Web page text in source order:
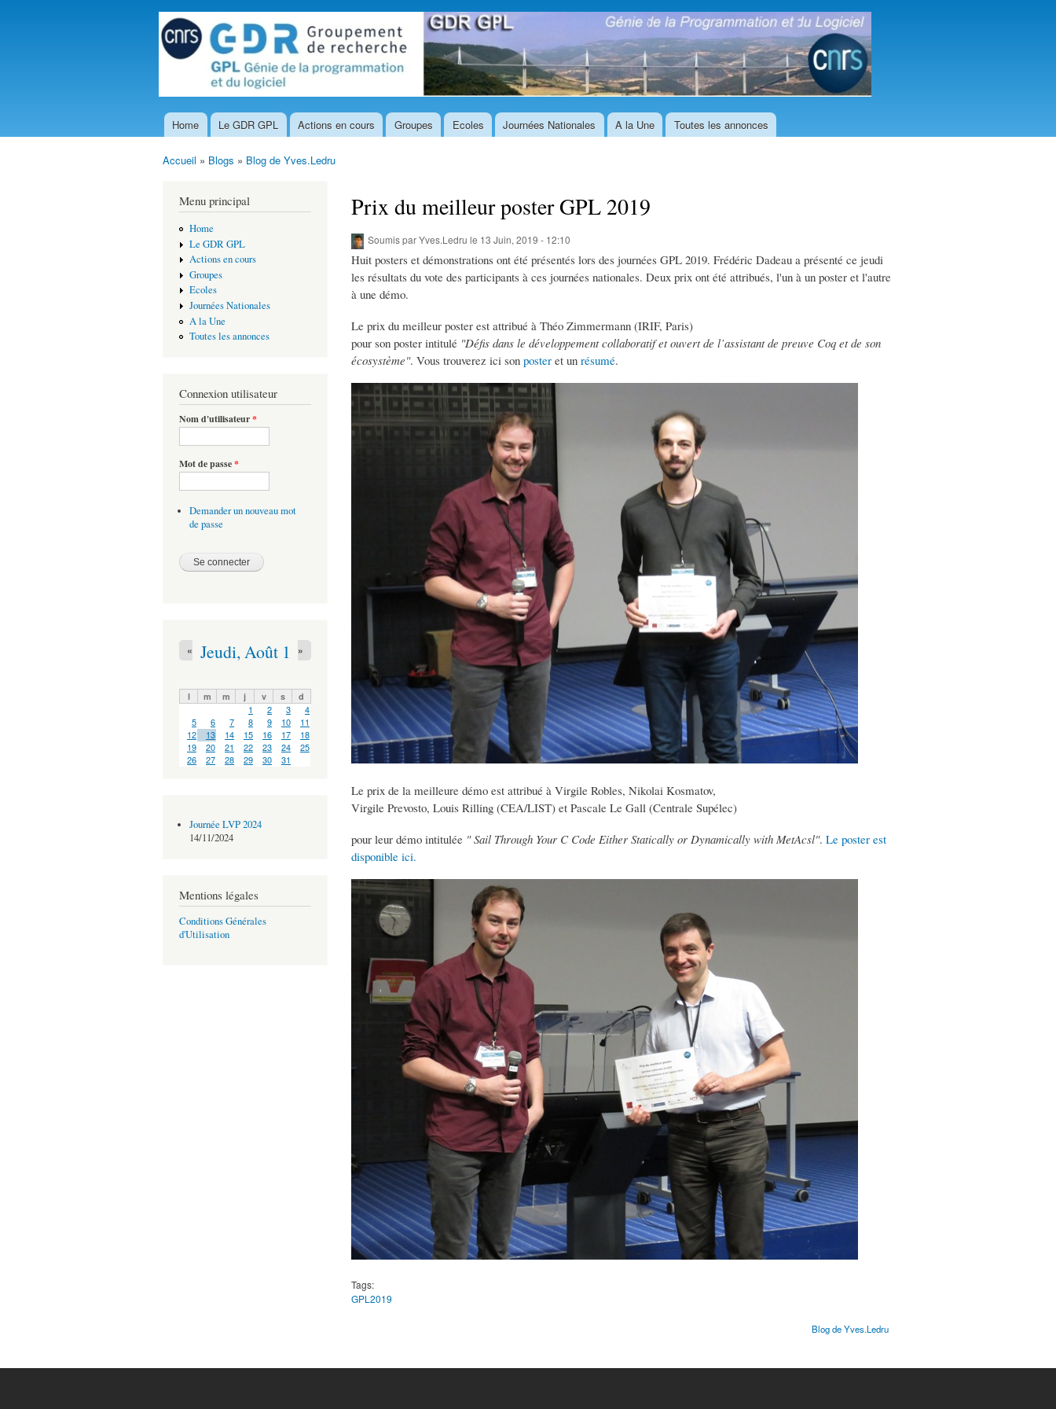
Aller au
contenu
principal
Menu principal
Home Le GDR GPL Actions en cours Groupes Ecoles Journées Nationales A la Une Toutes les annonces
Accueil » Blogs » Blog de Yves.Ledru
Menu principal
Home
Le GDR GPL
Actions en cours
Groupes
Ecoles
Journées Nationales
A la Une
Toutes les annonces
Connexion utilisateur
Nom d'utilisateur*
Mot de passe*
Demander un nouveau mot
de passe
Jeudi, Août 1
« »
l m m j v s d
1 2 3
4
5
6 7 8 9 10
11
12
13 14 15 16 17
18
19
20 21 22 23 24
25
26
27 28 29 30 31
Journée LVP 2024
14/11/2024
Mentions légales
Conditions Générales
d'Utilisation
Prix du meilleur poster GPL 2019
Soumis parYves.Ledru le 13 Juin, 2019 - 12:10
Huit posters et démonstrations ont été présentés lors des journées GPL 2019. Frédéric Dadeau a présenté ce jeudi
les résultats du vote des participants à ces journées nationales. Deux prix ont été attribués, l'un à un poster et l'autre
à une démo.
Le prix du meilleur poster est attribué à Théo Zimmermann (IRIF, Paris)
pour son poster intitulé "Défis dans le développement collaboratif et ouvert de l’assistant de preuve Coq et de son
écosystème". Vous trouverez ici son poster et un résumé.
Le prix de la meilleure démo est attribué à Virgile Robles, Nikolai Kosmatov,
Virgile Prevosto, Louis Rilling (CEA/LIST) et Pascale Le Gall (Centrale Supélec)
pour leur démo intitulée " Sail Through Your C Code Either Statically or Dynamically with MetAcsl". Le poster est
disponible ici.
Tags:
GPL2019
Blog de Yves.Ledru